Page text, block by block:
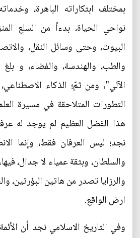
بمختلف ابتكاراته الباهرة،
نواحي الحياة، بدءاً من السلع
البيوت، وحتى وسائل النقل،
والطب، والهندسة، والفضاء، و
الآلي"، ومن ثمّ؛ الذكاء
التطورات المتلاحقة في مسيرة
هذا الفضل العظيم لم يوجد له
نجد؛ ليس العرفان فقط، وإنما
والسلطان، وبثقة عمياء لا جدال،
والرزايا تصدر من هاتين البؤرتين،
ارض الواقع.
وفي التاريخ الاسلامي نجد أن